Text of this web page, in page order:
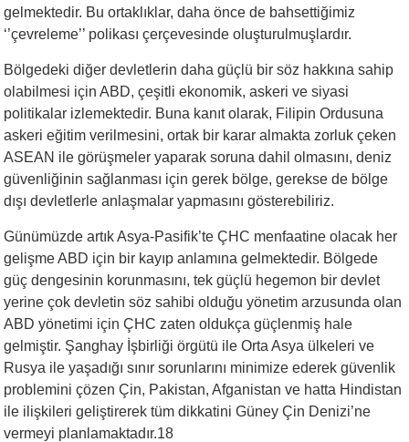
gelmektedir. Bu ortaklıklar, daha önce de bahsettiğimiz
‘’çevreleme’’ polikası çerçevesinde oluşturulmuşlardır.
Bölgedeki diğer devletlerin daha güçlü bir söz hakkına sahip
olabilmesi için ABD, çeşitli ekonomik, askeri ve siyasi
politikalar izlemektedir. Buna kanıt olarak, Filipin Ordusuna
askeri eğitim verilmesini, ortak bir karar almakta zorluk çeken
ASEAN ile görüşmeler yaparak soruna dahil olmasını, deniz
güvenliğinin sağlanması için gerek bölge, gerekse de bölge
dışı devletlerle anlaşmalar yapmasını gösterebiliriz.
Günümüzde artık Asya-Pasifik’te ÇHC menfaatine olacak her
gelişme ABD için bir kayıp anlamına gelmektedir. Bölgede
güç dengesinin korunmasını, tek güçlü hegemon bir devlet
yerine çok devletin söz sahibi olduğu yönetim arzusunda olan
ABD yönetimi için ÇHC zaten oldukça güçlenmiş hale
gelmiştir. Şanghay İşbirliği örgütü ile Orta Asya ülkeleri ve
Rusya ile yaşadığı sınır sorunlarını minimize ederek güvenlik
problemini çözen Çin, Pakistan, Afganistan ve hatta Hindistan
ile ilişkileri geliştirerek tüm dikkatini Güney Çin Denizi’ne
vermeyi planlamaktadır.18